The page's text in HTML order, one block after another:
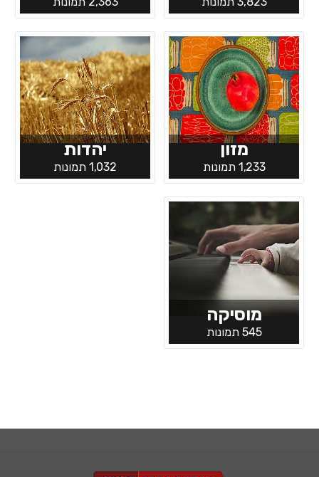
מזון
1,233 תמונות
יהדות
1,032 תמונות
מוסיקה
545 תמונות